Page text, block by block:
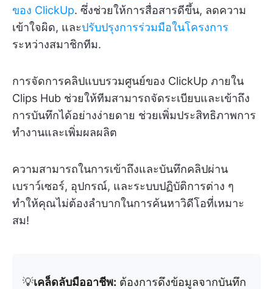
ของ ClickUp. ซึ่งช่วยให้การสื่อสารดีขึ้น, ลดความ
เข้าใจผิด, และปรับปรุงการร่วมมือในโครงการ
ระหว่างสมาชิกทีม.
การจัดการคลิปแบบรวมศูนย์ของ ClickUp ภายใน
Clips Hub ช่วยให้ทีมสามารถจัดระเบียบและเข้าถึง
การบันทึกได้อย่างง่ายดาย ช่วยเพิ่มประสิทธิภาพการ
ทำงานและเพิ่มผลผลิต
ความสามารถในการเข้าถึงและบันทึกคลิปผ่าน
เบราว์เซอร์, อุปกรณ์, และระบบปฏิบัติการต่าง ๆ
ทำให้คุณไม่ต้องลำบากในการค้นหาวิดีโอที่เหมาะ
สม!
💡เคล็ดลับมืออาชีพ: ต้องการดึงข้อมูลจากบันทึก